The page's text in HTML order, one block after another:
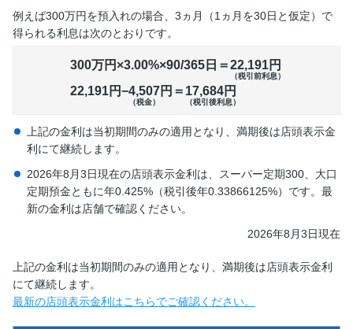
例えば300万円を預入れの場合、3ヵ月（1ヵ月を30日と仮定）で
得られる利息は次のとおりです。
300万円×3.00%×90/365日＝22,191円
（税引前利息）
22,191円−4,507円
（税金）
＝ 17,684円
（税引後利息）
上記の金利は当初期間のみの適用となり、満期後は店頭表示金
利にて継続します。
2026年8月3日現在の店頭表示金利は、スーパー定期300、大口
定期預金ともに年0.425%（税引後年0.33866125%）です。最
新の金利は店舗で確認ください。
2026年8月3日現在
上記の金利は当初期間のみの適用となり、満期後は店頭表示金利
にて継続します。
最新の店頭表示金利はこちらでご確認ください。